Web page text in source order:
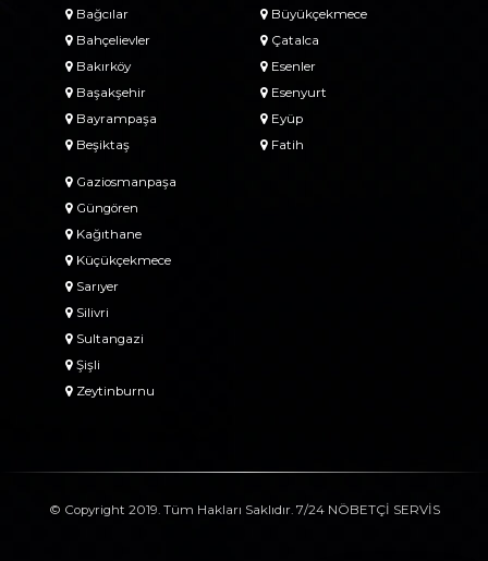
Bağcılar
Bahçelievler
Bakırköy
Başakşehir
Bayrampaşa
Beşiktaş
Büyükçekmece
Çatalca
Esenler
Esenyurt
Eyüp
Fatih
Gaziosmanpaşa
Güngören
Kağıthane
Küçükçekmece
Sarıyer
Silivri
Sultangazi
Şişli
Zeytinburnu
© Copyright 2019. Tüm Hakları Saklıdır. 7/24 NÖBETÇİ SERVİS